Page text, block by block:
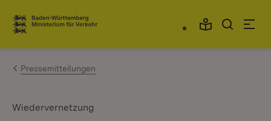
Zum Inhalt springen
Link zur Startseite
Pressemitteilungen
Wiedervernetzung